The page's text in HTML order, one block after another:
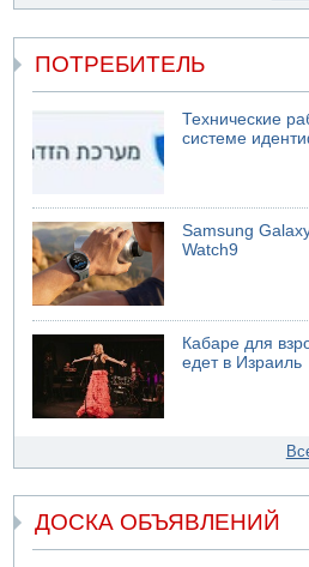
ПОТРЕБИТЕЛЬ
Технические
системе
Samsung
Watch9
Кабаре для
едет в Израиль
ДОСКА ОБЪЯВЛЕНИЙ